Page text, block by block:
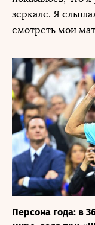
зеркале. Я
смотреть мои
Персона года: в